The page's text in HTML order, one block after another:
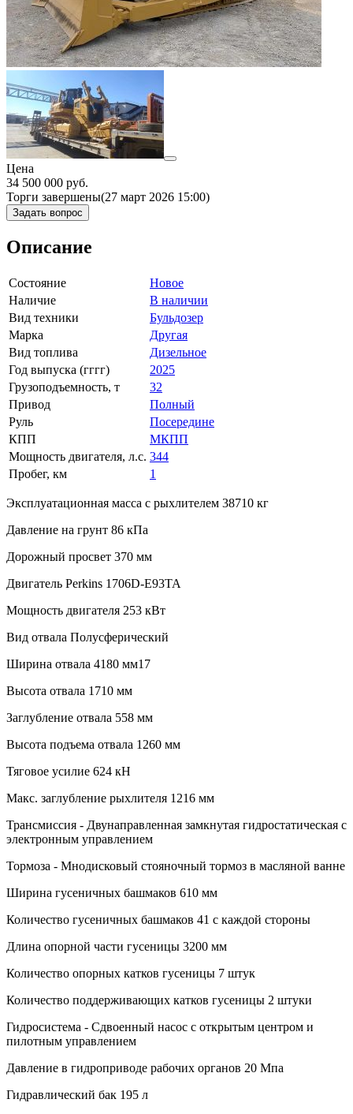
Цена
34 500 000 руб.
Торги завершены(27 март 2026 15:00)
Задать вопрос
Описание
Состояние
Новое
Наличие
В наличии
Вид техники
Бульдозер
Марка
Другая
Вид топлива
Дизельное
Год выпуска (гггг)
2025
Грузоподъемность, т
32
Привод
Полный
Руль
Посередине
КПП
МКПП
Мощность двигателя, л.с. 344
Пробег, км
1
Эксплуатационная масса с рыхлителем 38710 кг
Давление на грунт 86 кПа
Дорожный просвет 370 мм
Двигатель Perkins 1706D-E93TA
Мощность двигателя 253 кВт
Вид отвала Полусферический
Ширина отвала 4180 мм17
Высота отвала 1710 мм
Заглубление отвала 558 мм
Высота подъема отвала 1260 мм
Тяговое усилие 624 кН
Макс. заглубление рыхлителя 1216 мм
Трансмиссия - Двунаправленная замкнутая гидростатическая с
электронным управлением
Тормоза - Мнодисковый стояночный тормоз в масляной ванне
Ширина гусеничных башмаков 610 мм
Количество гусеничных башмаков 41 с каждой стороны
Длина опорной части гусеницы 3200 мм
Количество опорных катков гусеницы 7 штук
Количество поддерживающих катков гусеницы 2 штуки
Гидросистема - Сдвоенный насос с открытым центром и
пилотным управлением
Давление в гидроприводе рабочих органов 20 Мпа
Гидравлический бак 195 л